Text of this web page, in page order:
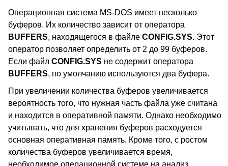
Операционная система MS-DOS имеет несколько
буферов. Их количество зависит от оператора
BUFFERS, находящегося в файле CONFIG.SYS. Этот
оператор позволяет определить от 2 до 99 буферов.
Если файл CONFIG.SYS не содержит оператора
BUFFERS, по умолчанию используются два буфера.
При увеличении количества буферов увеличивается
вероятность того, что нужная часть файла уже считана
и находится в оперативной памяти. Однако необходимо
учитывать, что для хранения буферов расходуется
основная оперативная память. Кроме того, с ростом
количества буферов увеличивается время,
необходимое операционной системе на анализ